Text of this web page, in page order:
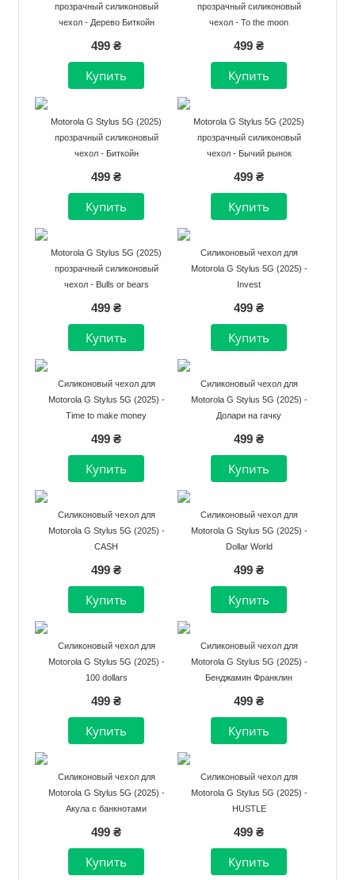
прозрачный силиконовый
чехол - Дерево Биткойн
499 ₴
прозрачный силиконовый
чехол - To the moon
499 ₴
Motorola G Stylus 5G (2025)
прозрачный силиконовый
чехол - Биткойн
499 ₴
Motorola G Stylus 5G (2025)
прозрачный силиконовый
чехол - Бычий рынок
499 ₴
Motorola G Stylus 5G (2025)
прозрачный силиконовый
чехол - Bulls or bears
499 ₴
Силиконовый чехол для
Motorola G Stylus 5G (2025) -
Invest
499 ₴
Силиконовый чехол для
Motorola G Stylus 5G (2025) -
Time to make money
499 ₴
Силиконовый чехол для
Motorola G Stylus 5G (2025) -
Долари на гачку
499 ₴
Силиконовый чехол для
Motorola G Stylus 5G (2025) -
CASH
499 ₴
Силиконовый чехол для
Motorola G Stylus 5G (2025) -
Dollar World
499 ₴
Силиконовый чехол для
Motorola G Stylus 5G (2025) -
100 dollars
499 ₴
Силиконовый чехол для
Motorola G Stylus 5G (2025) -
Бенджамин Франклин
499 ₴
Силиконовый чехол для
Motorola G Stylus 5G (2025) -
Акула с банкнотами
499 ₴
Силиконовый чехол для
Motorola G Stylus 5G (2025) -
HUSTLE
499 ₴